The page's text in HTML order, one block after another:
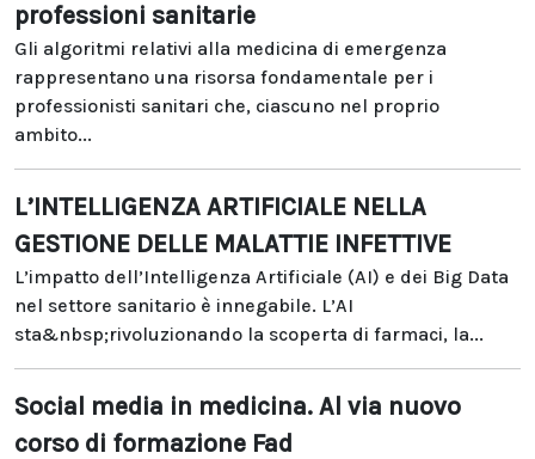
professioni sanitarie
Gli algoritmi relativi alla medicina di emergenza
rappresentano una risorsa fondamentale per i
professionisti sanitari che, ciascuno nel proprio
ambito...
L’INTELLIGENZA ARTIFICIALE NELLA
GESTIONE DELLE MALATTIE INFETTIVE
L’impatto dell’Intelligenza Artificiale (AI) e dei Big Data
nel settore sanitario è innegabile. L’AI
sta&nbsp;rivoluzionando la scoperta di farmaci, la...
Social media in medicina. Al via nuovo
corso di formazione Fad